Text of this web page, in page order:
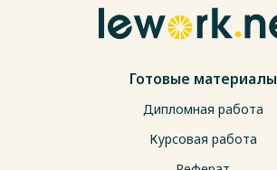
Готовые материалы
Дипломная работа
Курсовая работа